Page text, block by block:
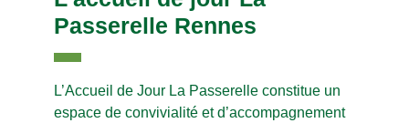
Passerelle Rennes
L’Accueil de Jour La Passerelle constitue un
espace de convivialité et d’accompagnement